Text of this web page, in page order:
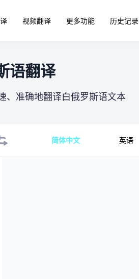
视频翻译 更多功能 历史记录
语翻译
、准确地翻译白俄罗斯语文本
简体中文 英语